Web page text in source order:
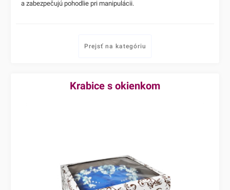
a zabezpečujú pohodlie pri manipulácii.
Prejsť na kategóriu
Krabice s okienkom